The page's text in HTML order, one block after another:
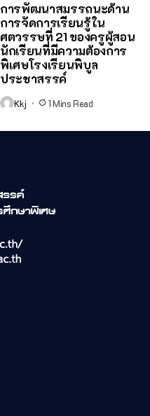
การพัฒนาสมรรถนะด้าน
การจัดการเรียนรู้ใน
ศตวรรษที่ 21 ของครูผู้สอน
นักเรียนที่มีความต้องการ
พิเศษโรงเรียนพิบูล
ประชาสรรค์
Kkj 1 Mins Read